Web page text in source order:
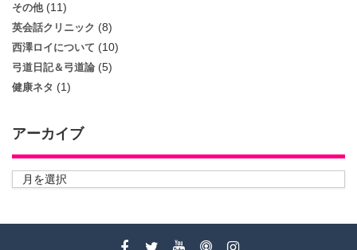
その他(11)
英会話クリニック (8)
西澤ロイについて (10)
弓道日記＆弓道論 (5)
健康ネタ (1)
アーカイブ